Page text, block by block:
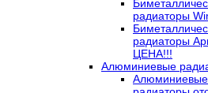
радиаторы
радиаторы
ЦЕНА!!!
Алюминиевые